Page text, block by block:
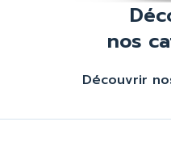
nos
Découvrir